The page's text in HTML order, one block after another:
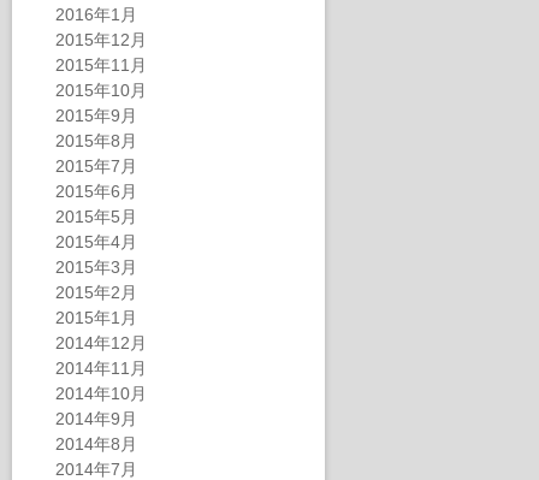
2016年1月
2015年12月
2015年11月
2015年10月
2015年9月
2015年8月
2015年7月
2015年6月
2015年5月
2015年4月
2015年3月
2015年2月
2015年1月
2014年12月
2014年11月
2014年10月
2014年9月
2014年8月
2014年7月